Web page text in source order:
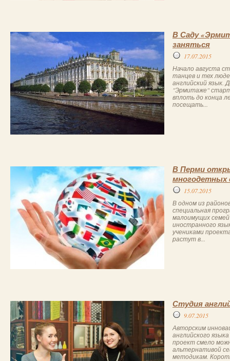
В Саду
заняться
17.07.2015
Начало августа
танцев и тех
английский язык.
"Эрмитаже"
вплоть до конца
посещать...
В Перми
многодетных
15.07.2015
В одном из
специальная
малоимущих
иностранного
учениками
растут в...
Студия
9.07.2015
Авторским
английского
проект смело
альтернативой
методикам.